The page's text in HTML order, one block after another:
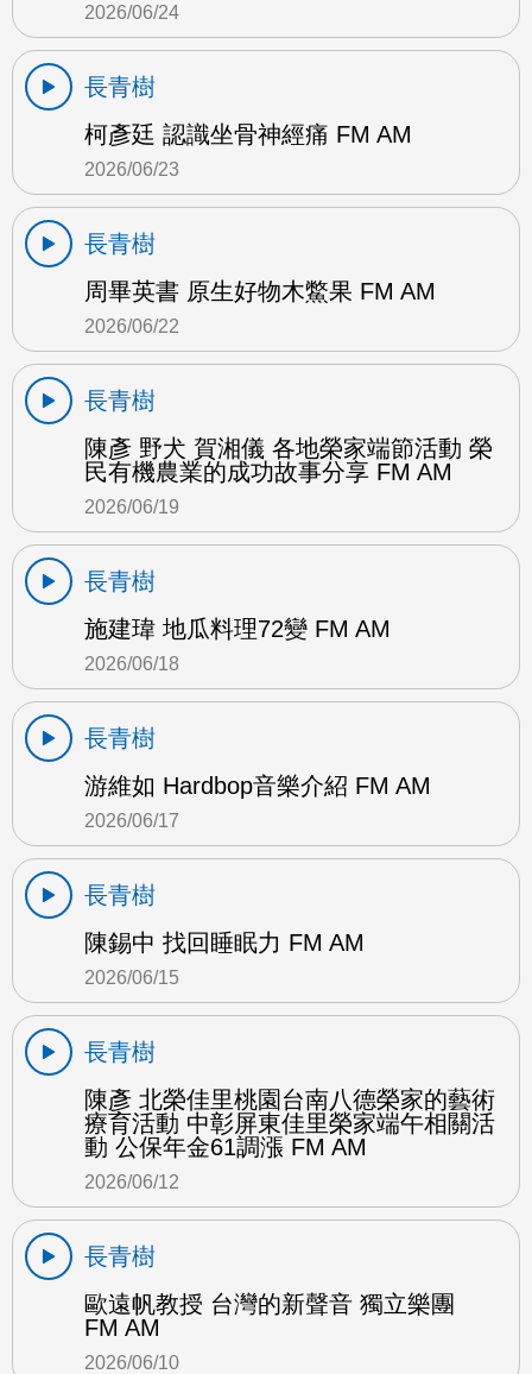
2026/06/24
長青樹
柯彥廷 認識坐骨神經痛 FM AM
2026/06/23
長青樹
周畢英書 原生好物木鱉果 FM AM
2026/06/22
長青樹
陳彥 野犬 賀湘儀 各地榮家端節活動 榮
民有機農業的成功故事分享 FM AM
2026/06/19
長青樹
施建瑋 地瓜料理72變 FM AM
2026/06/18
長青樹
游維如 Hardbop音樂介紹 FM AM
2026/06/17
長青樹
陳錫中 找回睡眠力 FM AM
2026/06/15
長青樹
陳彥 北榮佳里桃園台南八德榮家的藝術
療育活動 中彰屏東佳里榮家端午相關活
動 公保年金61調漲 FM AM
2026/06/12
長青樹
歐遠帆教授 台灣的新聲音 獨立樂團
FM AM
2026/06/10